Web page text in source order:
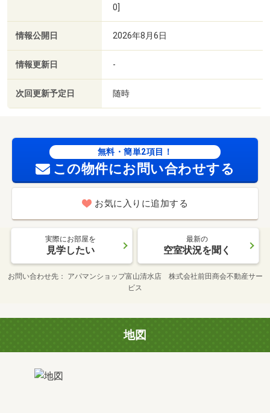
0]
情報公開日 2026年8月6日
情報更新日 -
次回更新予定日 随時
無料・簡単2項目！
この物件にお問い合わせする
お気に入りに追加する
実際にお部屋を
見学したい
最新の
空室状況を聞く
お問い合わせ先
アパマンショップ富山清水店 株式会社前田商会不動産サー
ビス
地図